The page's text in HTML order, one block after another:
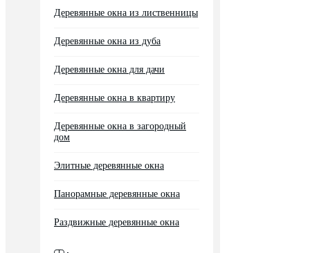
Деревянные окна из лиственницы
Деревянные окна из дуба
Деревянные окна для дачи
Деревянные окна в квартиру
Деревянные окна в загородный
дом
Элитные деревянные окна
Панорамные деревянные окна
Раздвижные деревянные окна